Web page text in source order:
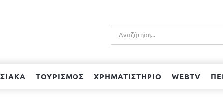
Αναζήτηση
για:
ΤΟΥΡΙΣΜΟΣ ΧΡΗΜΑΤΙΣΤΗΡΙΟ WEBTV